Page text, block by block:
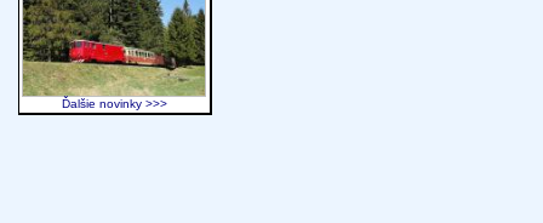
Ďalšie novinky >>>